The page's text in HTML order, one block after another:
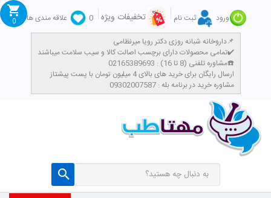
ورود ثبت نام تخفیفات ویژه 0
علاقه مندی ها
داروخانه شبانه روزی دکتر رویا میرنظامی📌
تمامی محصولات دارای برچسب اصالت کالا و سیب سلامت میباشند✔️
مشاوره تلفنی (8 تا 16) : 02165389693☎️
​ارسال رایگان برای خرید های بالای 4 میلیون تومان با پست پیشتاز
مشاوره خرید در برنامه بله : 09302007587
0